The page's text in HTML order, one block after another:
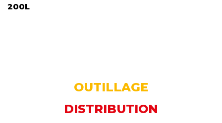
OUTILLAGE
DISTRIBUTION
200L